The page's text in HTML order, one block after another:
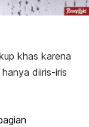
khas karena
diiris-iris